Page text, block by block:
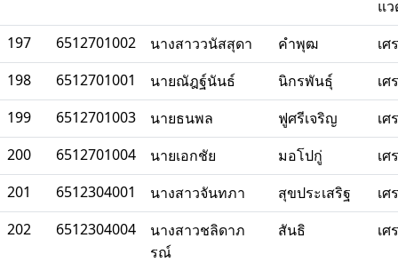
แ
197
6512701002 นางสาววนัสสุดา คำพุฒ
เ
198
6512701001 นายณัฎฐ์นันธ์ นิกรพันธุ์
เ
199
6512701003 นายธนพล ฟูศรีเจริญ
เ
200
6512701004 นายเอกชัย มอโปกู่
เ
201
6512304001 นางสาวจันทภา สุขประเสริฐ
เ
202
6512304004
นางสาวชลิดาภ
รณ์
สันธิ เ